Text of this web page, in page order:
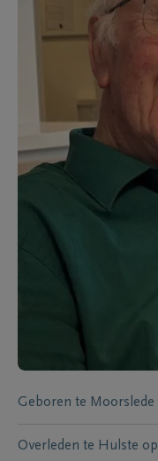
Geboren te Moorslede
Overleden te Hulste op